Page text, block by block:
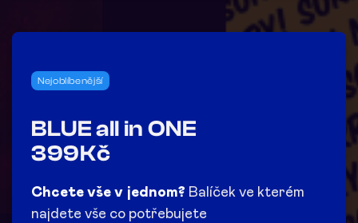
Nejoblíbenější
BLUE all in ONE
399Kč
Chcete vše v jednom? Balíček ve kterém
najdete vše co potřebujete